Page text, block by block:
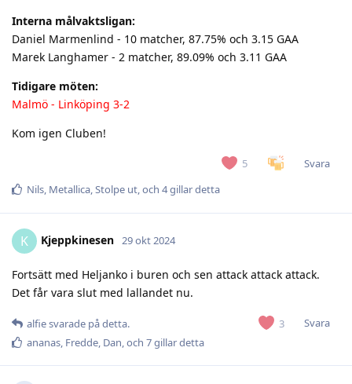
Interna målvaktsligan:
Daniel Marmenlind - 10 matcher, 87.75% och 3.15 GAA
Marek Langhamer - 2 matcher, 89.09% och 3.11 GAA
Tidigare möten:
Malmö - Linköping 3-2
Kom igen Cluben!
5
Svara
Nils, Metallica,Stolpe ut, och 4gillar detta
K Kjeppkinesen 29 okt 2024
Fortsätt med Heljanko i buren och sen attack attack attack.
Det får vara slut med lallandet nu.
3 Svara
alfiesvarade på detta.
ananas, Fredde, Dan, och 7gillar detta